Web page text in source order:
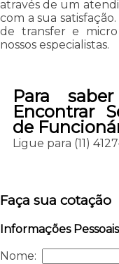
através de um
com a sua
de transfer e
nossos especialistas.
Para
Encontrar
de
Ligue para (11)
Faça sua cotação
Informações Pessoais
Nome: